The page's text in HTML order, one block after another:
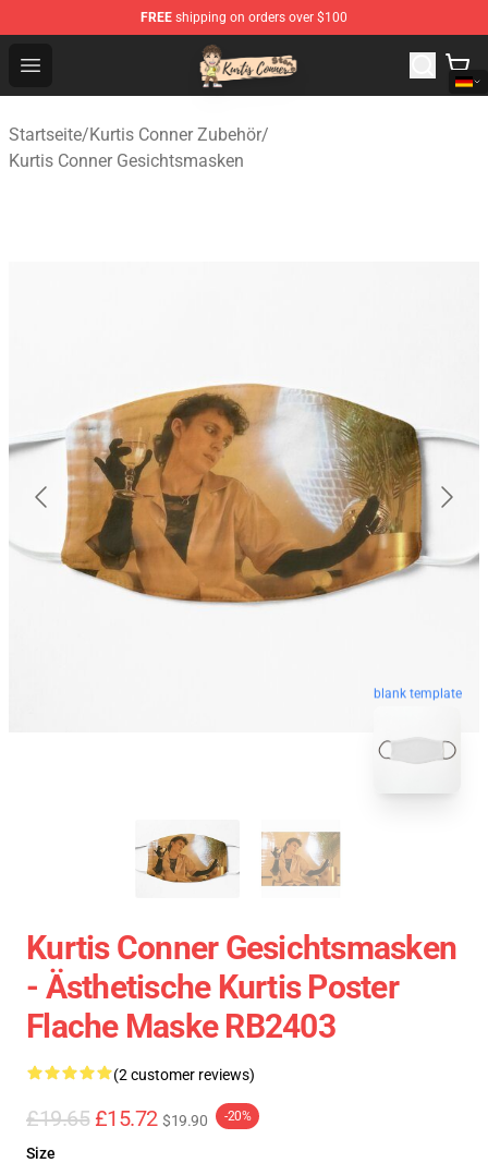
FREE shipping on orders over $100
Open menu
Kurtis Conner Store - Official Kurtis Conner Merchandise
Startseite/Kurtis Conner Zubehör/
Kurtis Conner Gesichtsmasken
blank template
Kurtis Conner Gesichtsmasken
- Ästhetische Kurtis Poster
Flache Maske RB2403
(2 customer reviews)
£19.65 £15.72 $19.90 -20%
Size